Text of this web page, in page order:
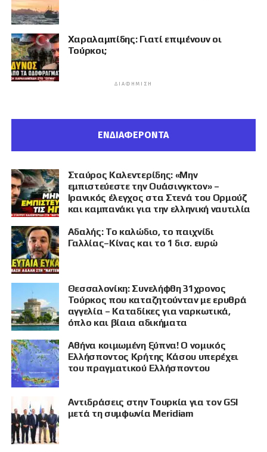
Χαραλαμπίδης: Γιατί επιμένουν οι
Τούρκοι;
ΔΙΑΦΉΜΙΣΗ
ΕΝΔΙΑΦΕΡΟΝΤΑ
Σταύρος Καλεντερίδης: «Μην
εμπιστεύεστε την Ουάσινγκτον» –
Ιρανικός έλεγχος στα Στενά του Ορμούζ
και καμπανάκι για την ελληνική ναυτιλία
Αδαλής: Το καλώδιο, το παιχνίδι
Γαλλίας–Κίνας και το 1 δισ. ευρώ
Θεσσαλονίκη: Συνελήφθη 31χρονος
Τούρκος που καταζητούνταν με ερυθρά
αγγελία – Καταδίκες για ναρκωτικά,
όπλο και βίαια αδικήματα
Αθήνα κοιμωμένη ξύπνα! Ο νομικός
Ελλήσποντος Κρήτης Κάσου υπερέχει
του πραγματικού Ελλήσποντου
Αντιδράσεις στην Τουρκία για τον GSI
μετά τη συμφωνία Meridiam